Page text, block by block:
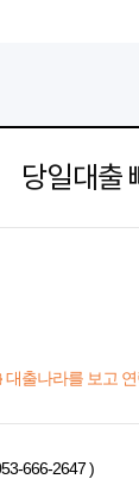
당일대출
대출나라를 보고
666-2647 )